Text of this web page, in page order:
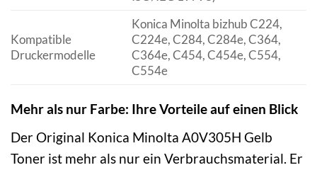
Kompatible
Druckermodelle
Konica Minolta bizhub C224,
C224e, C284, C284e, C364,
C364e, C454, C454e, C554,
C554e
Mehr als nur Farbe: Ihre Vorteile auf einen Blick
Der Original Konica Minolta A0V305H Gelb
Toner ist mehr als nur ein Verbrauchsmaterial. Er